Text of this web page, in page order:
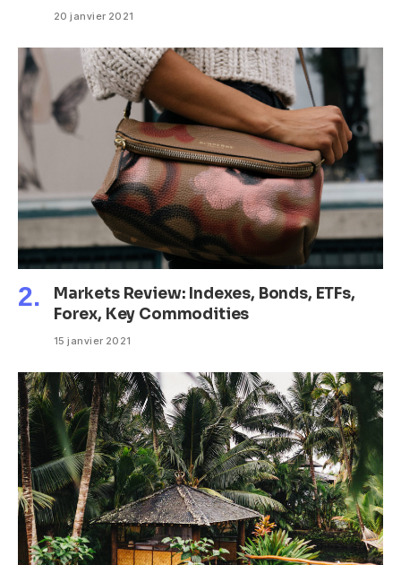
20 janvier 2021
Markets Review: Indexes, Bonds, ETFs,
Forex, Key Commodities
15 janvier 2021